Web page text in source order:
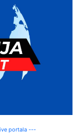
portala ---